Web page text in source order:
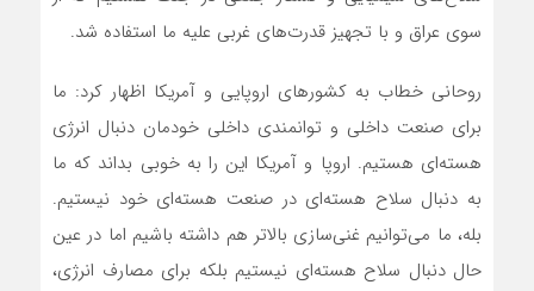
سوی عراق و با تجهیز قدرت‌های غربی علیه ما استفاده شد.
روحانی خطاب به کشورهای اروپایی و آمریکا اظهار کرد: ما
برای صنعت داخلی و توانمندی داخلی خودمان دنبال انرژی
هسته‌ای هستیم. اروپا و آمریکا این را به خوبی بداند که ما
به دنبال سلاح هسته‌ای در صنعت هسته‌ای خود نیستیم.
بله، ما می‌توانیم غنی‌سازی بالاتر هم داشته باشیم اما در عین
حال دنبال سلاح هسته‌ای نیستیم بلکه برای مصارف انرژی،